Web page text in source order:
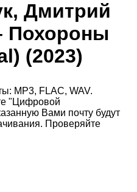
Дмитрий
Похороны
(2023)
MP3, FLAC, WAV.
"Цифровой
Вами почту будут
Проверяйте